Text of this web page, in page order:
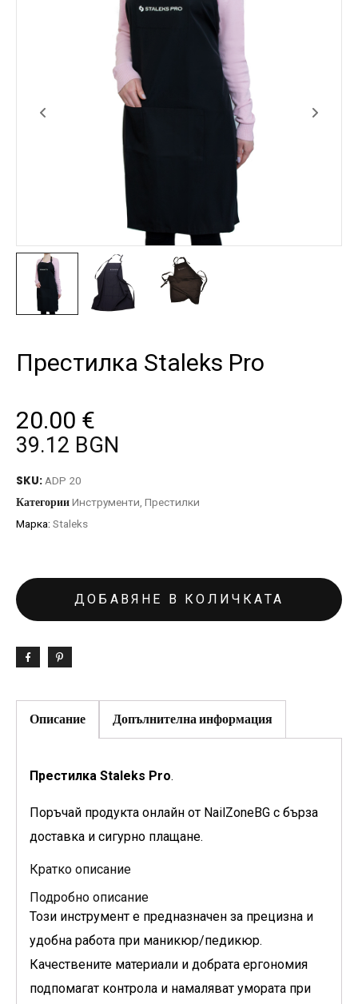
Престилка Staleks Pro
20.00 €
39.12 BGN
SKU: ADP 20
КатегорииИнструменти Престилки
Марка: Staleks
ДОБАВЯНЕ В КОЛИЧКАТА
Описание Допълнителна информация
Престилка Staleks Pro.
Поръчай продукта онлайн от NailZoneBG с бърза
доставка и сигурно плащане.
Кратко описание
Подробно описание
Този инструмент е предназначен за прецизна и
удобна работа при маникюр/педикюр.
Качествените материали и добрата ергономия
подпомагат контрола и намаляват умората при